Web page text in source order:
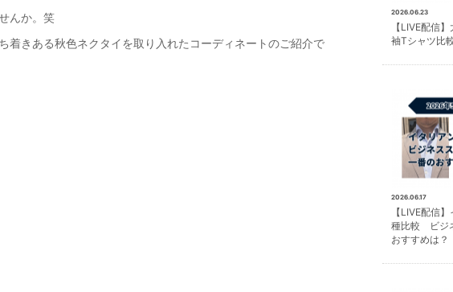
んか。笑
着きある秋色ネクタイを取り入れたコーディネートのご紹介で
2026.06.23
【LIVE配信
袖Tシャツ比
2026.06.17
【LIVE配信
種比較 ビジ
おすすめは？